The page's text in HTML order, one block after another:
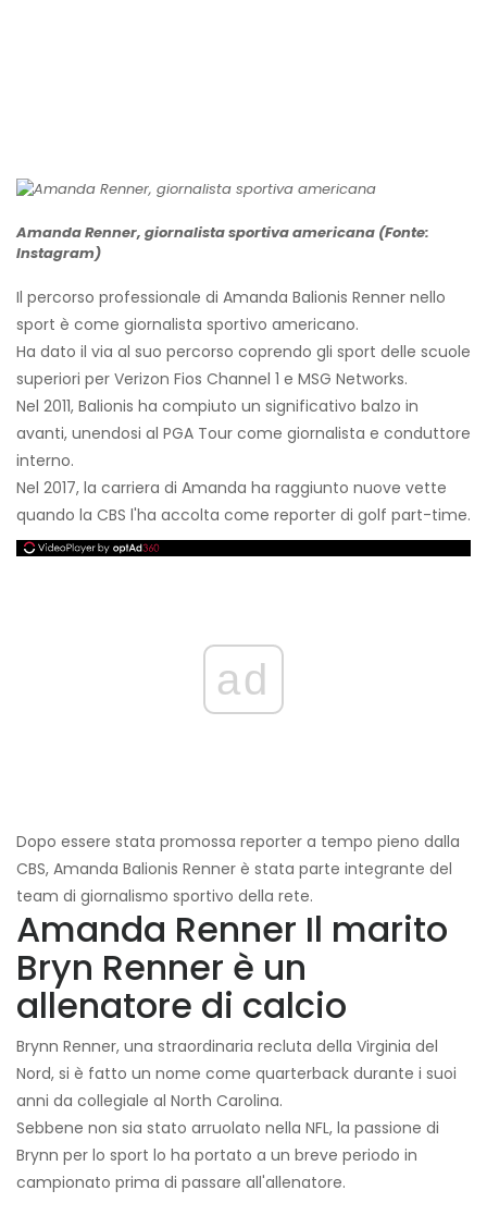
Amanda Renner, giornalista sportiva americana (Fonte:
Instagram)
Il percorso professionale di Amanda Balionis Renner nello
sport è come giornalista sportivo americano.
Ha dato il via al suo percorso coprendo gli sport delle scuole
superiori per Verizon Fios Channel 1 e MSG Networks.
Nel 2011, Balionis ha compiuto un significativo balzo in
avanti, unendosi al PGA Tour come giornalista e conduttore
interno.
Nel 2017, la carriera di Amanda ha raggiunto nuove vette
quando la CBS l'ha accolta come reporter di golf part-time.
ad
Dopo essere stata promossa reporter a tempo pieno dalla
CBS, Amanda Balionis Renner è stata parte integrante del
team di giornalismo sportivo della rete.
Amanda Renner Il marito
Bryn Renner è un
allenatore di calcio
Brynn Renner, una straordinaria recluta della Virginia del
Nord, si è fatto un nome come quarterback durante i suoi
anni da collegiale al North Carolina.
Sebbene non sia stato arruolato nella NFL, la passione di
Brynn per lo sport lo ha portato a un breve periodo in
campionato prima di passare all'allenatore.